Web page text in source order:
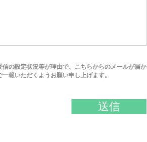
の設定状況等が理由で、こちらからのメールが届か
報いただくようお願い申し上げます。
送信